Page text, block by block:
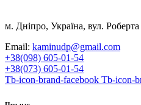
м. Дніпро, Україна, вул. Роберта
Email: kaminudp@gmail.com
+38(098) 605-01-54
+38(073) 605-01-54
Tb-icon-brand-facebook Tb-icon-